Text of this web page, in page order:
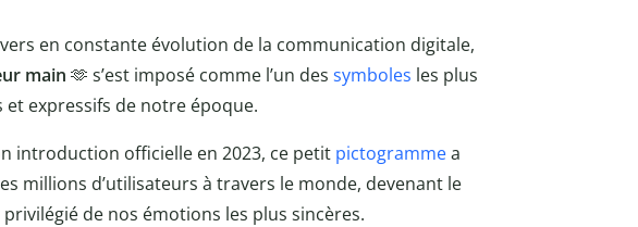
en constante évolution de la communication digitale,
main 🫶 s’est imposé comme l’un des symboles les plus
expressifs de notre époque.
introduction officielle en 2023, ce petit pictogrammea
millions d’utilisateurs à travers le monde, devenant le
privilégié de nos émotions les plus sincères.